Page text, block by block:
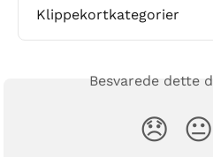
Klippekortkategorier
Besvarede dette
😞 😐